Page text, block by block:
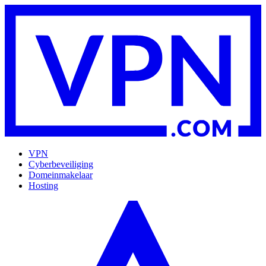
VPN
Cyberbeveiliging
Domeinmakelaar
Hosting